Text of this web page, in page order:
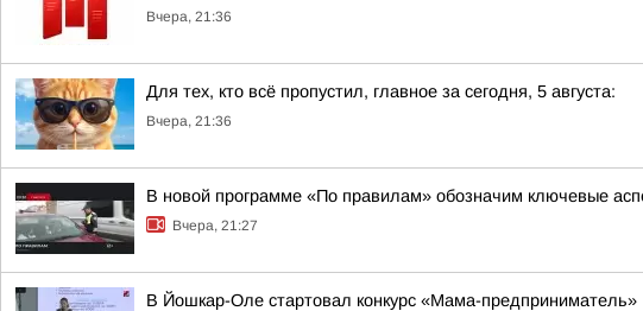
Вчера, 21:36
Для тех, кто всё пропустил, главное за сегодня, 5 августа:
Вчера, 21:36
В новой программе «По правилам» обозначим ключевые
Вчера, 21:27
В Йошкар-Оле стартовал конкурс «Мама-предприниматель»